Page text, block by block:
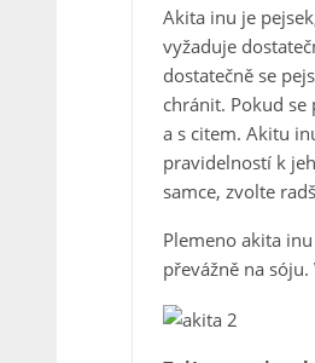
Akita inu je
vyžaduje
dostatečně se
chránit. Pokud se
a s citem. Akitu
pravidelností k
samce, zvolte
Plemeno akita
převážně na